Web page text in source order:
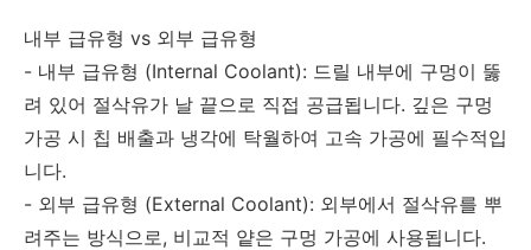
내부 급유형 vs 외부 급유형
- 내부 급유형 (Internal Coolant): 드릴 내부에 구멍이 뚫
려 있어 절삭유가 날 끝으로 직접 공급됩니다. 깊은 구멍
가공 시 칩 배출과 냉각에 탁월하여 고속 가공에 필수적입
니다.
- 외부 급유형 (External Coolant): 외부에서 절삭유를 뿌
려주는 방식으로, 비교적 얕은 구멍 가공에 사용됩니다.